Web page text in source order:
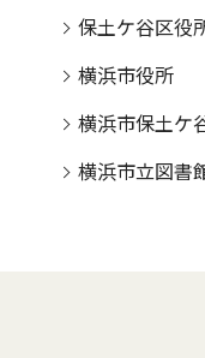
保土ケ谷区役
横浜市役所
横浜市保土ケ
横浜市立図書